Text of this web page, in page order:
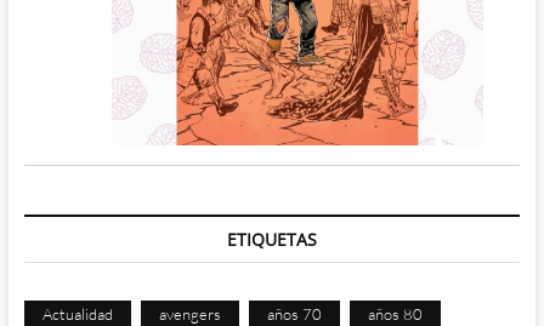
ETIQUETAS
Actualidad avengers años 70 años 80